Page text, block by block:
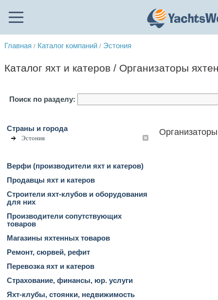
Главная / Каталог компаний / Эстония
Каталог яхт и катеров / Организаторы
Поиск по разделу:
Страны и города
Эстония
Верфи (производители яхт и катеров)
Продавцы яхт и катеров
Строители яхт-клубов и оборудования
для них
Производители сопутствующих
товаров
Магазины яхтенных товаров
Ремонт, сюрвей, рефит
Перевозка яхт и катеров
Страхование, финансы, юр. услуги
Яхт-клубы, стоянки, недвижимость